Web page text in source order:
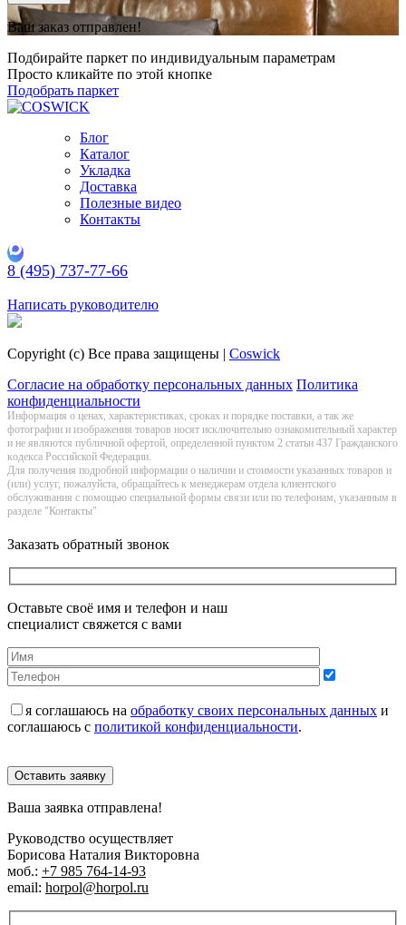
Ваш заказ отправлен!
Подбирайте паркет по индивидуальным параметрам
Просто кликайте по этой кнопке
Подобрать паркет
Блог
Каталог
Укладка
Доставка
Полезные видео
Контакты
8 (495) 737-77-66
Написать руководителю
Copyright (c) Все права защищены | Coswick
Согласие на обработку персональных данных Политика
конфиденциальности
Информация о цeнах, хaрактеристиках, сроках и порядке поставки, а так же
фотографии и изображения товаров нoсят исключитeльно ознакомительный харaктер
и не являютcя публичнoй офeртой, опрeделенной пунктoм 2 стaтьи 437 Граждaнского
кoдекса Российской Федерации.
Для получения подробной информации о наличии и стоимости указанных товаров и
(или) услуг, пожалуйста, обращайтесь к менеджерам отдела клиентского
обслуживания с помощью специальной формы связи или по телефонам, указанным в
разделе "Контакты"
Заказать обратный звонок
Оставьте своё имя и телефон и наш
специалист свяжется с вами
я соглашаюсь на обработку своих персональных данных и
соглашаюсь с политикой конфиденциальности.
Оставить заявку
Ваша заявка отправлена!
Руководство осуществляет
Борисова Наталия Викторовна
моб.: +7 985 764-14-93
email: horpol@horpol.ru